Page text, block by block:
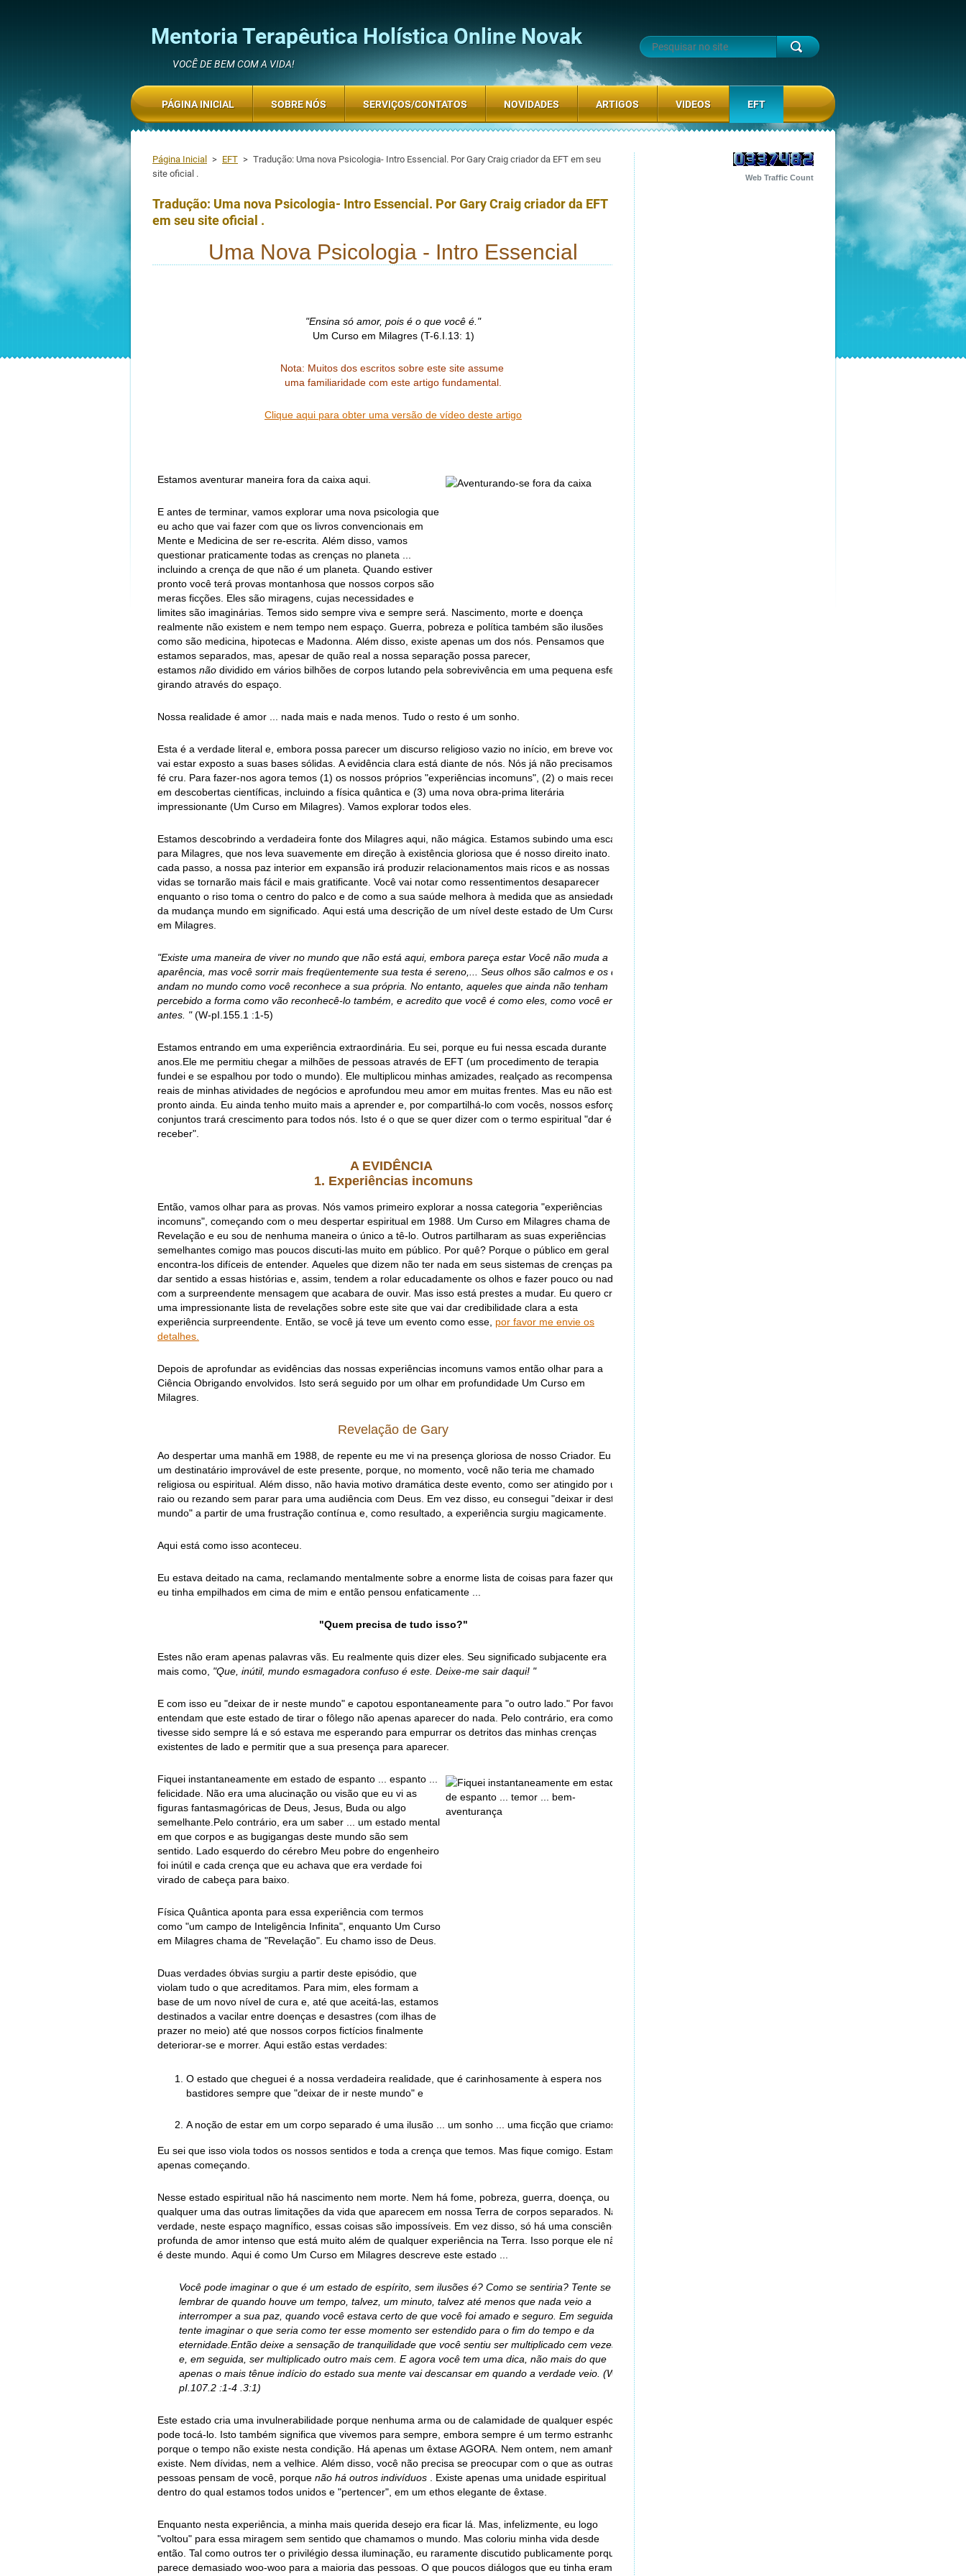
Mentoria Terapêutica Holística Online Novak
VOCÊ DE BEM COM A VIDA!
Página Inicial > EFT > Tradução: Uma nova Psicologia- Intro Essencial. Por Gary Craig criador da EFT em seu
site oficial .
Tradução: Uma nova Psicologia- Intro Essencial. Por Gary Craig criador da EFT
em seu site oficial .
Uma Nova Psicologia - Intro Essencial
"Ensina só amor, pois é o que você é."
Um Curso em Milagres (T-6.I.13: 1)
Nota: Muitos dos escritos sobre este site assume
uma familiaridade com este artigo fundamental.
Clique aqui para obter uma versão de vídeo deste artigo
Estamos aventurar maneira fora da caixa aqui.
E antes de terminar, vamos explorar uma nova psicologia que
eu acho que vai fazer com que os livros convencionais em
Mente e Medicina de ser re-escrita. Além disso, vamos
questionar praticamente todas as crenças no planeta ...
incluindo a crença de que não é um planeta. Quando estiver
pronto você terá provas montanhosa que nossos corpos são
meras ficções. Eles são miragens, cujas necessidades e
limites são imaginárias. Temos sido sempre viva e sempre será. Nascimento, morte e doença
realmente não existem e nem tempo nem espaço. Guerra, pobreza e política também são ilusões
como são medicina, hipotecas e Madonna. Além disso, existe apenas um dos nós. Pensamos que
estamos separados, mas, apesar de quão real a nossa separação possa parecer,
estamos não dividido em vários bilhões de corpos lutando pela sobrevivência em uma pequena esfera
girando através do espaço.
Nossa realidade é amor ... nada mais e nada menos. Tudo o resto é um sonho.
Esta é a verdade literal e, embora possa parecer um discurso religioso vazio no início, em breve você
vai estar exposto a suas bases sólidas. A evidência clara está diante de nós. Nós já não precisamos de
fé cru. Para fazer-nos agora temos (1) os nossos próprios "experiências incomuns", (2) o mais recente
em descobertas científicas, incluindo a física quântica e (3) uma nova obra-prima literária
impressionante (Um Curso em Milagres). Vamos explorar todos eles.
Estamos descobrindo a verdadeira fonte dos Milagres aqui, não mágica. Estamos subindo uma escada
para Milagres, que nos leva suavemente em direção à existência gloriosa que é nosso direito inato. A
cada passo, a nossa paz interior em expansão irá produzir relacionamentos mais ricos e as nossas
vidas se tornarão mais fácil e mais gratificante. Você vai notar como ressentimentos desaparecer
enquanto o riso toma o centro do palco e de como a sua saúde melhora à medida que as ansiedades
da mudança mundo em significado. Aqui está uma descrição de um nível deste estado de Um Curso
em Milagres.
"Existe uma maneira de viver no mundo que não está aqui, embora pareça estar Você não muda a
aparência, mas você sorrir mais freqüentemente sua testa é sereno,... Seus olhos são calmos e os que
andam no mundo como você reconhece a sua própria. No entanto, aqueles que ainda não tenham
percebido a forma como vão reconhecê-lo também, e acredito que você é como eles, como você era
antes. "(W-pI.155.1 :1-5)
Estamos entrando em uma experiência extraordinária. Eu sei, porque eu fui nessa escada durante
anos.Ele me permitiu chegar a milhões de pessoas através de EFT (um procedimento de terapia
fundei e se espalhou por todo o mundo). Ele multiplicou minhas amizades, realçado as recompensas
reais de minhas atividades de negócios e aprofundou meu amor em muitas frentes. Mas eu não estou
pronto ainda. Eu ainda tenho muito mais a aprender e, por compartilhá-lo com vocês, nossos esforços
conjuntos trará crescimento para todos nós. Isto é o que se quer dizer com o termo espiritual "dar é
receber".
A EVIDÊNCIA
1. Experiências incomuns
Então, vamos olhar para as provas. Nós vamos primeiro explorar a nossa categoria "experiências
incomuns", começando com o meu despertar espiritual em 1988. Um Curso em Milagres chama de
Revelação e eu sou de nenhuma maneira o único a tê-lo. Outros partilharam as suas experiências
semelhantes comigo mas poucos discuti-las muito em público. Por quê? Porque o público em geral
encontra-los difíceis de entender. Aqueles que dizem não ter nada em seus sistemas de crenças para
dar sentido a essas histórias e, assim, tendem a rolar educadamente os olhos e fazer pouco ou nada
com a surpreendente mensagem que acabara de ouvir. Mas isso está prestes a mudar. Eu quero criar
uma impressionante lista de revelações sobre este site que vai dar credibilidade clara a esta
experiência surpreendente. Então, se você já teve um evento como esse, por favor me envie os
detalhes.
Depois de aprofundar as evidências das nossas experiências incomuns vamos então olhar para a
Ciência Obrigando envolvidos. Isto será seguido por um olhar em profundidade Um Curso em
Milagres.
Revelação de Gary
Ao despertar uma manhã em 1988, de repente eu me vi na presença gloriosa de nosso Criador. Eu era
um destinatário improvável de este presente, porque, no momento, você não teria me chamado
religiosa ou espiritual. Além disso, não havia motivo dramática deste evento, como ser atingido por um
raio ou rezando sem parar para uma audiência com Deus. Em vez disso, eu consegui "deixar ir deste
mundo" a partir de uma frustração contínua e, como resultado, a experiência surgiu magicamente.
Aqui está como isso aconteceu.
Eu estava deitado na cama, reclamando mentalmente sobre a enorme lista de coisas para fazer que
eu tinha empilhados em cima de mim e então pensou enfaticamente ...
"Quem precisa de tudo isso?"
Estes não eram apenas palavras vãs. Eu realmente quis dizer eles. Seu significado subjacente era
mais como, "Que, inútil, mundo esmagadora confuso é este. Deixe-me sair daqui! "
E com isso eu "deixar de ir neste mundo" e capotou espontaneamente para "o outro lado." Por favor,
entendam que este estado de tirar o fôlego não apenas aparecer do nada. Pelo contrário, era como se
tivesse sido sempre lá e só estava me esperando para empurrar os detritos das minhas crenças
existentes de lado e permitir que a sua presença para aparecer.
Fiquei instantaneamente em estado de espanto ... espanto ...
felicidade. Não era uma alucinação ou visão que eu vi as
figuras fantasmagóricas de Deus, Jesus, Buda ou algo
semelhante.Pelo contrário, era um saber ... um estado mental
em que corpos e as bugigangas deste mundo são sem
sentido. Lado esquerdo do cérebro Meu pobre do engenheiro
foi inútil e cada crença que eu achava que era verdade foi
virado de cabeça para baixo.
Física Quântica aponta para essa experiência com termos
como "um campo de Inteligência Infinita", enquanto Um Curso
em Milagres chama de "Revelação". Eu chamo isso de Deus.
Duas verdades óbvias surgiu a partir deste episódio, que
violam tudo o que acreditamos. Para mim, eles formam a
base de um novo nível de cura e, até que aceitá-las, estamos
destinados a vacilar entre doenças e desastres (com ilhas de
prazer no meio) até que nossos corpos fictícios finalmente
deteriorar-se e morrer. Aqui estão estas verdades:
O estado que cheguei é a nossa verdadeira realidade, que é carinhosamente à espera nos
bastidores sempre que "deixar de ir neste mundo" e
A noção de estar em um corpo separado é uma ilusão ... um sonho ... uma ficção que criamos.
Eu sei que isso viola todos os nossos sentidos e toda a crença que temos. Mas fique comigo. Estamos
apenas começando.
Nesse estado espiritual não há nascimento nem morte. Nem há fome, pobreza, guerra, doença, ou
qualquer uma das outras limitações da vida que aparecem em nossa Terra de corpos separados. Na
verdade, neste espaço magnífico, essas coisas são impossíveis. Em vez disso, só há uma consciência
profunda de amor intenso que está muito além de qualquer experiência na Terra. Isso porque ele não
é deste mundo. Aqui é como Um Curso em Milagres descreve este estado ...
Você pode imaginar o que é um estado de espírito, sem ilusões é? Como se sentiria? Tente se
lembrar de quando houve um tempo, talvez, um minuto, talvez até menos que nada veio a
interromper a sua paz, quando você estava certo de que você foi amado e seguro. Em seguida,
tente imaginar o que seria como ter esse momento ser estendido para o fim do tempo e da
eternidade.Então deixe a sensação de tranquilidade que você sentiu ser multiplicado cem vezes,
e, em seguida, ser multiplicado outro mais cem. E agora você tem uma dica, não mais do que
apenas o mais tênue indício do estado sua mente vai descansar em quando a verdade veio. (W-
pI.107.2 :1-4 .3:1)
Este estado cria uma invulnerabilidade porque nenhuma arma ou de calamidade de qualquer espécie
pode tocá-lo. Isto também significa que vivemos para sempre, embora sempre é um termo estranho,
porque o tempo não existe nesta condição. Há apenas um êxtase AGORA. Nem ontem, nem amanhã
existe. Nem dívidas, nem a velhice. Além disso, você não precisa se ​​preocupar com o que as outras
pessoas pensam de você, porque não há outros indivíduos . Existe apenas uma unidade espiritual
dentro do qual estamos todos unidos e "pertencer", em um ethos elegante de êxtase.
Enquanto nesta experiência, a minha mais querida desejo era ficar lá. Mas, infelizmente, eu logo
"voltou" para essa miragem sem sentido que chamamos o mundo. Mas coloriu minha vida desde
então. Tal como outros ter o privilégio dessa iluminação, eu raramente discutido publicamente porque
parece demasiado woo-woo para a maioria das pessoas. O que poucos diálogos que eu tinha eram
Web Traffic Count
PÁGINA INICIAL SOBRE NÓS SERVIÇOS/CONTATOS NOVIDADES ARTIGOS VIDEOS EFT